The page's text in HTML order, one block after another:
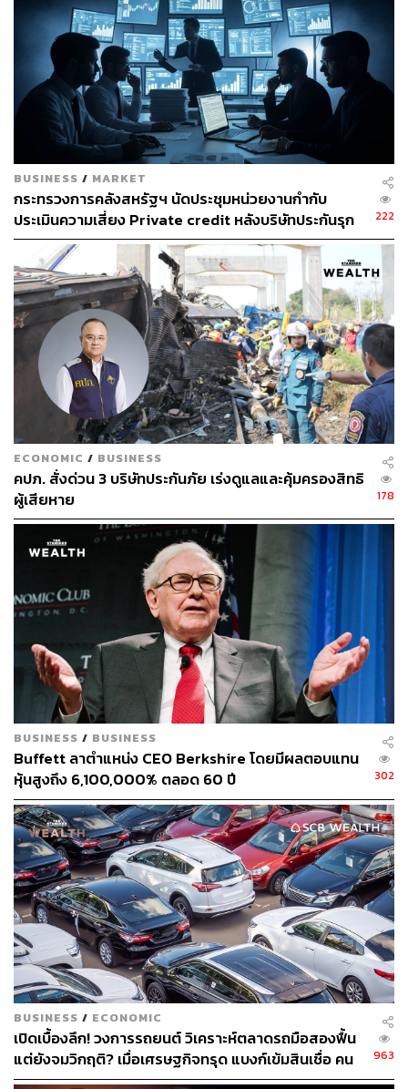
หลังจากนี้ เจ้าหน้าที่ตำรวจจะขยายผลดำเนินคดีกับผู้ที่
เกี่ยวข้องทั้งหมด ทั้งเต็นท์รถยนต์มือสอง อู่ซ่อมรถยนต์ รวม
ถึงผู้ที่รับจ้างถ่ายคลิปโฆษณา หากพบว่ามีเจตนาฉ้อโกง
ประชาชนจะถูกดำเนินคดีตามกฎหมายต่อไป
TAGS: รถมือสอง บริษัทประกันภัย
561
ABOUT THE AUTHOR
THE STANDARD TEAM
กองบรรณาธิการ THE STANDARD
BUSINESS / MARKET
กระทรวงการคลังสหรัฐฯ นัดประชุมหน่วยงานกำกับ
ประเมินความเสี่ยง Private credit หลังบริษัทประกันรุก
ลงทุนหนัก แลกผลตอบแทนสูง กังวลเครดิตเรตติ้งไม่
สะท้อนความเสี่ยงจริง
222
ECONOMIC / BUSINESS
คปภ. สั่งด่วน 3 บริษัทประกันภัย เร่งดูแลและคุ้มครองสิทธิ
ผู้เสียหาย
178
BUSINESS / BUSINESS
Buffett ลาตำแหน่ง CEO Berkshire โดยมีผลตอบแทน
หุ้นสูงถึง 6,100,000% ตลอด 60 ปี
302
BUSINESS / ECONOMIC
เปิดเบื้องลึก! วงการรถยนต์ วิเคราะห์ตลาดรถมือสองฟื้น
แต่ยังจมวิกฤติ? เมื่อเศรษฐกิจทรุด แบงก์เข้มสินเชื่อ คน
ไทยจำใจใช้รถเก่าเกิน 5 ปี
963